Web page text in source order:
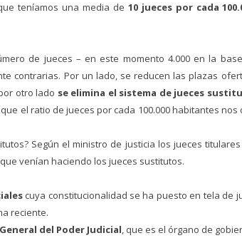
teníamos una media de 10 jueces por cada
de jueces – en este momento 4.000 en la
contrarias. Por un lado, se reducen las plazas
otro lado se elimina el sistema de jueces
el ratio de jueces por cada 100.000 habitantes
Según el ministro de justicia los jueces
venían haciendo los jueces sustitutos.
cuya constitucionalidad se ha puesto en tela de
reciente.
del Poder Judicial, que es el órgano de